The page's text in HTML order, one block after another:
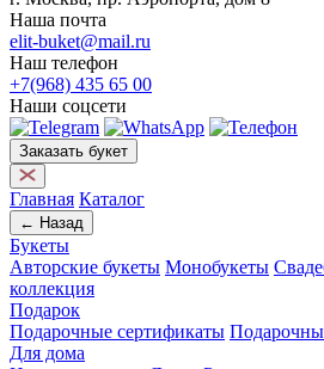
Наша почта
elit-buket@mail.ru
Наш телефон
+7(968) 435 65 00
Наши соцсети
Заказать букет
Главная Каталог
← Назад
Букеты
Авторские букеты Монобукеты
коллекция
Подарок
Подарочные сертификаты
Для дома